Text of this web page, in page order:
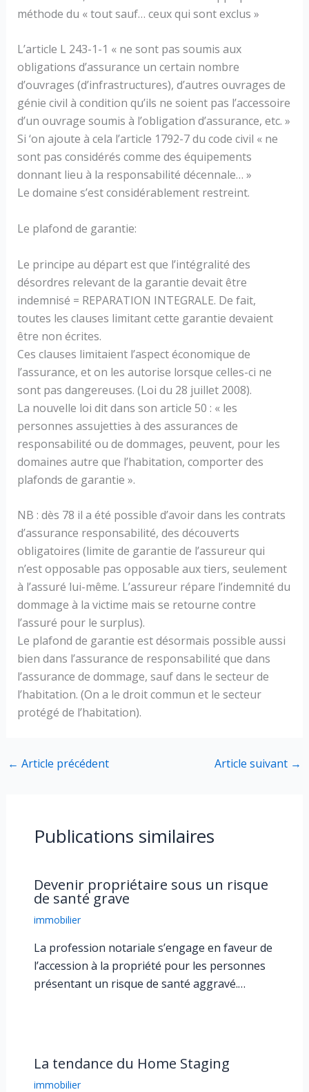
méthode du « tout sauf… ceux qui sont exclus »
L’article L 243-1-1 « ne sont pas soumis aux
obligations d’assurance un certain nombre
d’ouvrages (d’infrastructures), d’autres ouvrages de
génie civil à condition qu’ils ne soient pas l’accessoire
d’un ouvrage soumis à l’obligation d’assurance, etc. »
Si ‘on ajoute à cela l’article 1792-7 du code civil « ne
sont pas considérés comme des équipements
donnant lieu à la responsabilité décennale… »
Le domaine s’est considérablement restreint.
Le plafond de garantie:
Le principe au départ est que l’intégralité des
désordres relevant de la garantie devait être
indemnisé = REPARATION INTEGRALE. De fait,
toutes les clauses limitant cette garantie devaient
être non écrites.
Ces clauses limitaient l’aspect économique de
l’assurance, et on les autorise lorsque celles-ci ne
sont pas dangereuses. (Loi du 28 juillet 2008).
La nouvelle loi dit dans son article 50 : « les
personnes assujetties à des assurances de
responsabilité ou de dommages, peuvent, pour les
domaines autre que l’habitation, comporter des
plafonds de garantie ».
NB : dès 78 il a été possible d’avoir dans les contrats
d’assurance responsabilité, des découverts
obligatoires (limite de garantie de l’assureur qui
n’est opposable pas opposable aux tiers, seulement
à l’assuré lui-même. L’assureur répare l’indemnité du
dommage à la victime mais se retourne contre
l’assuré pour le surplus).
Le plafond de garantie est désormais possible aussi
bien dans l’assurance de responsabilité que dans
l’assurance de dommage, sauf dans le secteur de
l’habitation. (On a le droit commun et le secteur
protégé de l’habitation).
← Article précédent Article suivant →
Publications similaires
Devenir propriétaire sous un risque
de santé grave
immobilier
La profession notariale s’engage en faveur de
l’accession à la propriété pour les personnes
présentant un risque de santé aggravé.…
La tendance du Home Staging
immobilier